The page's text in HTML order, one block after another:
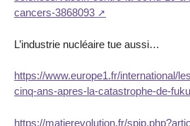
cancers-3868093
L’industrie nucléaire tue aussi…
https://www.europe1.fr/international/
cinq-ans-apres-la-catastrophe-de-
https://matierevolution.fr/